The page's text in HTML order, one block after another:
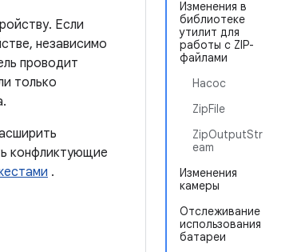
Изменения в
библиотеке
утилит для
работы с ZIP-
файлами
Насос
ZipFile
ZipOutputStr
eam
Изменения
камеры
Отслеживание
использования
батареи
Если
независимо
проводит
только
конфликтующие
.